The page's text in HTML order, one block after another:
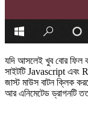
যদি আসলেই খুব বোর ফিল
সাইটটি Javascript এবং
জাস্ট মাউস বাটন ক্লিক
আর এনিমেটেড ড্রাগনটি